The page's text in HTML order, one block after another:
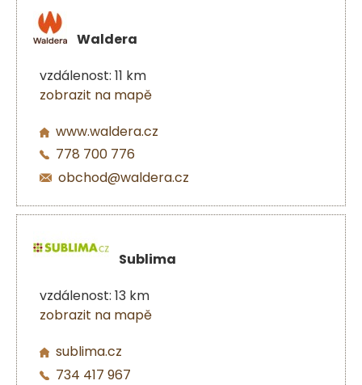
Waldera
vzdálenost: 11 km
zobrazit na mapě
www.waldera.cz
778 700 776
obchod@waldera.cz
Sublima
vzdálenost: 13 km
zobrazit na mapě
sublima.cz
734 417 967